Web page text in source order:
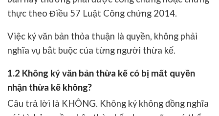
thực theo Điều 57 Luật Công chứng 2014.
Việc ký văn bản thỏa thuận là quyền, không phải
nghĩa vụ bắt buộc của từng người thừa kế.
1.2 Không ký văn bản thừa kế có bị mất quyền
nhận thừa kế không?
Câu trả lời là KHÔNG. Không ký không đồng nghĩa